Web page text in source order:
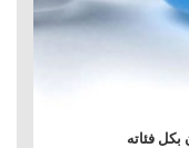
بكل فئاته